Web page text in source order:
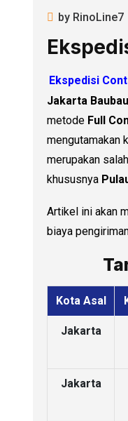
by RinoLine7
Ekspedisi
Jakarta Baubau
metode Full
mengutamakan
merupakan
khususnya
Artikel ini akan
biaya
Kota Asal
Jakarta
Jakarta